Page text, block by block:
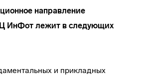
направление
ИнФот лежит в следующих
и прикладных